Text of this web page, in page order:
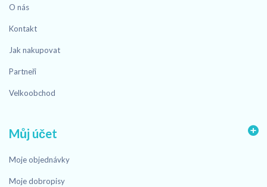
O nás
Kontakt
Jak nakupovat
Partneři
Velkoobchod
Můj účet
Moje objednávky
Moje dobropisy